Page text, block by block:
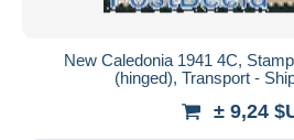
New Caledonia 1941 4C,
(hinged), Transport -
± 9,24